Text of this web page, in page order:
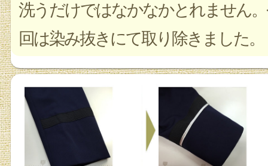
洗うだけではなかなかとれません
回は染み抜きにて取り除きました。